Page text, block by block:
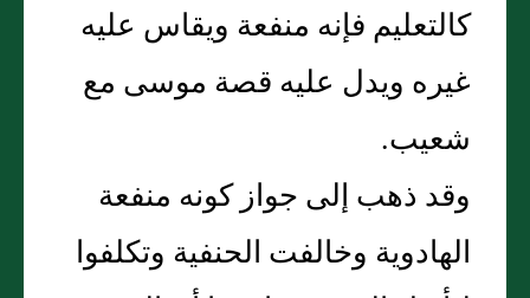
كالتعليم فإنه منفعة ويقاس عليه
غيره ويدل عليه قصة موسى مع
شعيب.
وقد ذهب إلى جواز كونه منفعة
الهادوية وخالفت الحنفية وتكلفوا